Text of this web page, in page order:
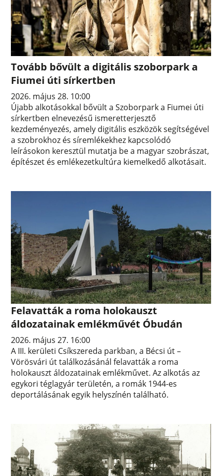
Tovább bővült a digitális szoborpark a
Fiumei úti sírkertben
2026. május 28. 10:00
Újabb alkotásokkal bővült a Szoborpark a Fiumei úti
sírkertben elnevezésű ismeretterjesztő
kezdeményezés, amely digitális eszközök segítségével
a szobrokhoz és síremlékekhez kapcsolódó
leírásokon keresztül mutatja be a magyar szobrászat,
építészet és emlékezetkultúra kiemelkedő alkotásait.
Felavatták a roma holokauszt
áldozatainak emlékművét Óbudán
2026. május 27. 16:00
A III. kerületi Csíkszereda parkban, a Bécsi út –
Vörösvári út találkozásánál felavatták a roma
holokauszt áldozatainak emlékművet. Az alkotás az
egykori téglagyár területén, a romák 1944-es
deportálásának egyik helyszínén található.